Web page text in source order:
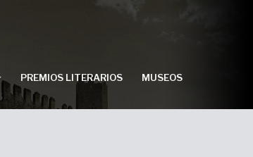
PREMIOS LITERARIOS MUSEOS